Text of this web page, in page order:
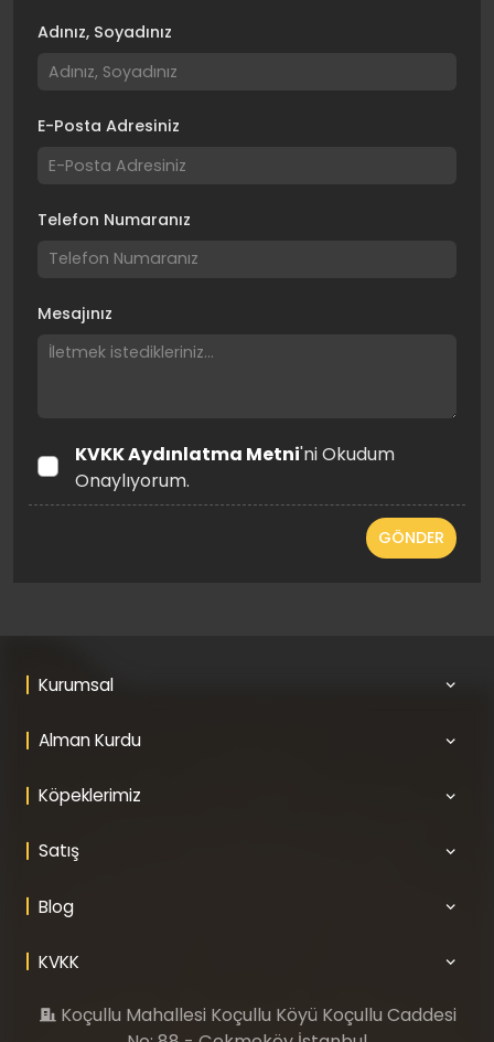
Adınız, Soyadınız
E-Posta Adresiniz
Telefon Numaranız
Mesajınız
KVKK Aydınlatma Metni'ni Okudum
Onaylıyorum.
GÖNDER
Kurumsal
Alman Kurdu
Köpeklerimiz
Satış
Blog
KVKK
Koçullu Mahallesi Koçullu Köyü Koçullu Caddesi